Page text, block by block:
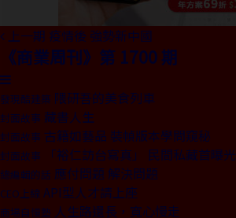
上一期 疫情後 強勢新中國
《商業周刊》第 1700 期
發現酷建築 隈研吾的美食列車
封面故事 藏書人生
封面故事 古籍如藝品 裝幀版本學問窺秘
封面故事 「裕仁訪台寫真」 民間私藏首曝光
總編輯的話 應付問題 解決問題
CEO上線 API型人才請上座
商場自慢塾 人生路還長，寬心慢走